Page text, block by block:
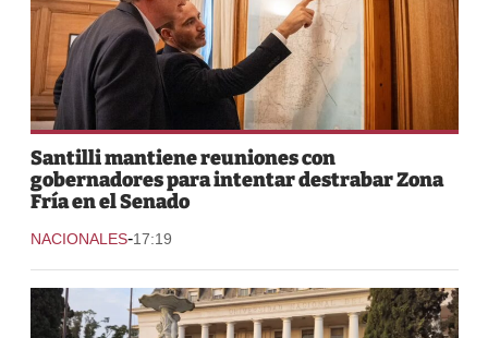
Santilli mantiene reuniones con
gobernadores para intentar destrabar Zona
Fría en el Senado
NACIONALES-17:19